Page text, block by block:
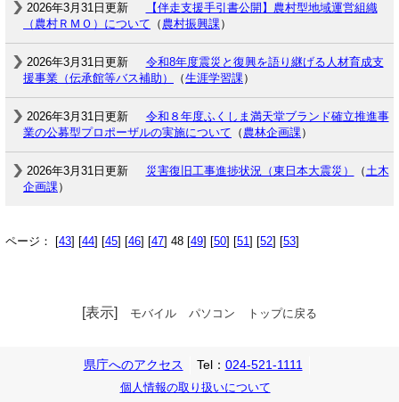
2026年3月31日更新
【伴走支援手引書公開】農村型地域運営組織
（農村ＲＭＯ）について （ 農村振興課）
2026年3月31日更新
令和8年度震災と復興を語り継げる人材育成支
援事業（伝承館等バス補助）
（生涯学習課）
2026年3月31日更新
令和８年度ふくしま満天堂ブランド確立推進事
業の公募型プロポーザルの実施について （ 農林企画課）
2026年3月31日更新 災害復旧工事進捗状況（東日本大震災） （土木
企画課）
ページ： [43] [44] [45] [46] [47] 48 [49] [50] [51] [52] [53]
[表示] モバイル パソコン トップに戻る
県庁へのアクセス Tel： 024-521-1111
個人情報の取り扱いについて